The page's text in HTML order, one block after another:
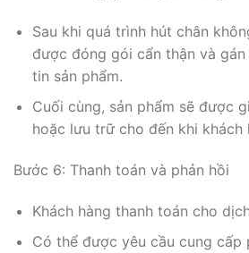
Sau khi quá trình hút chân
được đóng gói cẩn thận và
tin sản phẩm.
Cuối cùng, sản phẩm sẽ được
hoặc lưu trữ cho đến khi khách
Bước 6: Thanh toán và phản hồi
Khách hàng thanh toán cho
Có thể được yêu cầu cung cấp